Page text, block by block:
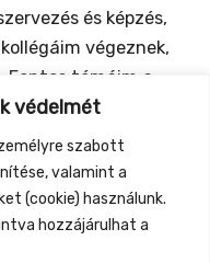
védelmét
szabott
valamint a
(cookie) használunk.
hozzájárulhat a
és képzés,
végeznek,
Fontos témáim a
békés
a lelki sokkélmények
örömteli